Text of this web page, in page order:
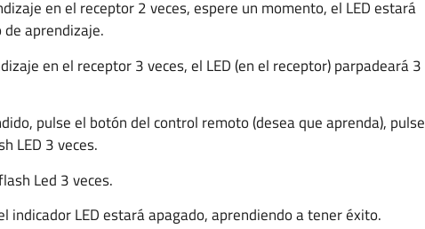
en el receptor 2 veces, espere un momento, el LED estará
aprendizaje.
en el receptor 3 veces, el LED (en el receptor) parpadeará 3
pulse el botón del control remoto (desea que aprenda), pulse
LED 3 veces.
Led 3 veces.
indicador LED estará apagado, aprendiendo a tener éxito.